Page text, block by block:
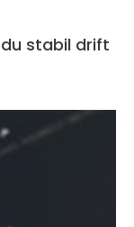
stabil drift